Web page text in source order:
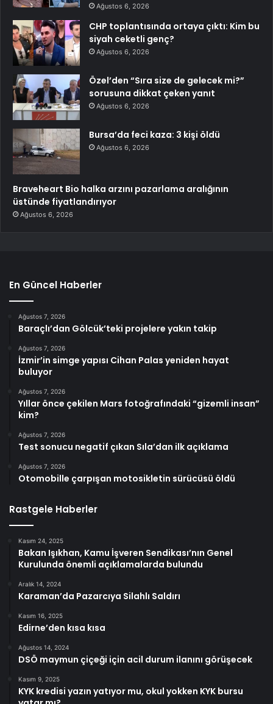
Ağustos 6, 2026
CHP toplantısında ortaya çıktı: Kim bu
siyah ceketli genç?
Ağustos 6, 2026
Özel’den “Sıra size de gelecek mi?”
sorusuna dikkat çeken yanıt
Ağustos 6, 2026
Bursa’da feci kaza: 3 kişi öldü
Ağustos 6, 2026
Braveheart Bio halka arzını pazarlama aralığının
üstünde fiyatlandırıyor
Ağustos 6, 2026
En Güncel Haberler
Ağustos 7, 2026
Baraçlı’dan Gölcük’teki projelere yakın takip
Ağustos 7, 2026
İzmir’in simge yapısı Cihan Palas yeniden hayat
buluyor
Ağustos 7, 2026
Yıllar önce çekilen Mars fotoğrafındaki “gizemli insan”
kim?
Ağustos 7, 2026
Test sonucu negatif çıkan Sıla’dan ilk açıklama
Ağustos 7, 2026
Otomobille çarpışan motosikletin sürücüsü öldü
Rastgele Haberler
Kasım 24, 2025
Bakan Işıkhan, Kamu İşveren Sendikası’nın Genel
Kurulunda önemli açıklamalarda bulundu
Aralık 14, 2024
Karaman’da Pazarcıya Silahlı Saldırı
Kasım 16, 2025
Edirne’den kısa kısa
Ağustos 14, 2024
DSÖ maymun çiçeği için acil durum ilanını görüşecek
Kasım 9, 2025
KYK kredisi yazın yatıyor mu, okul yokken KYK bursu